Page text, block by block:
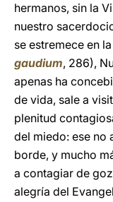
hermanos, sin la
nuestro
se estremece en
gaudium, 286),
apenas ha
de vida, sale a
plenitud
del miedo: ese no
borde, y mucho
a contagiar de
alegría del